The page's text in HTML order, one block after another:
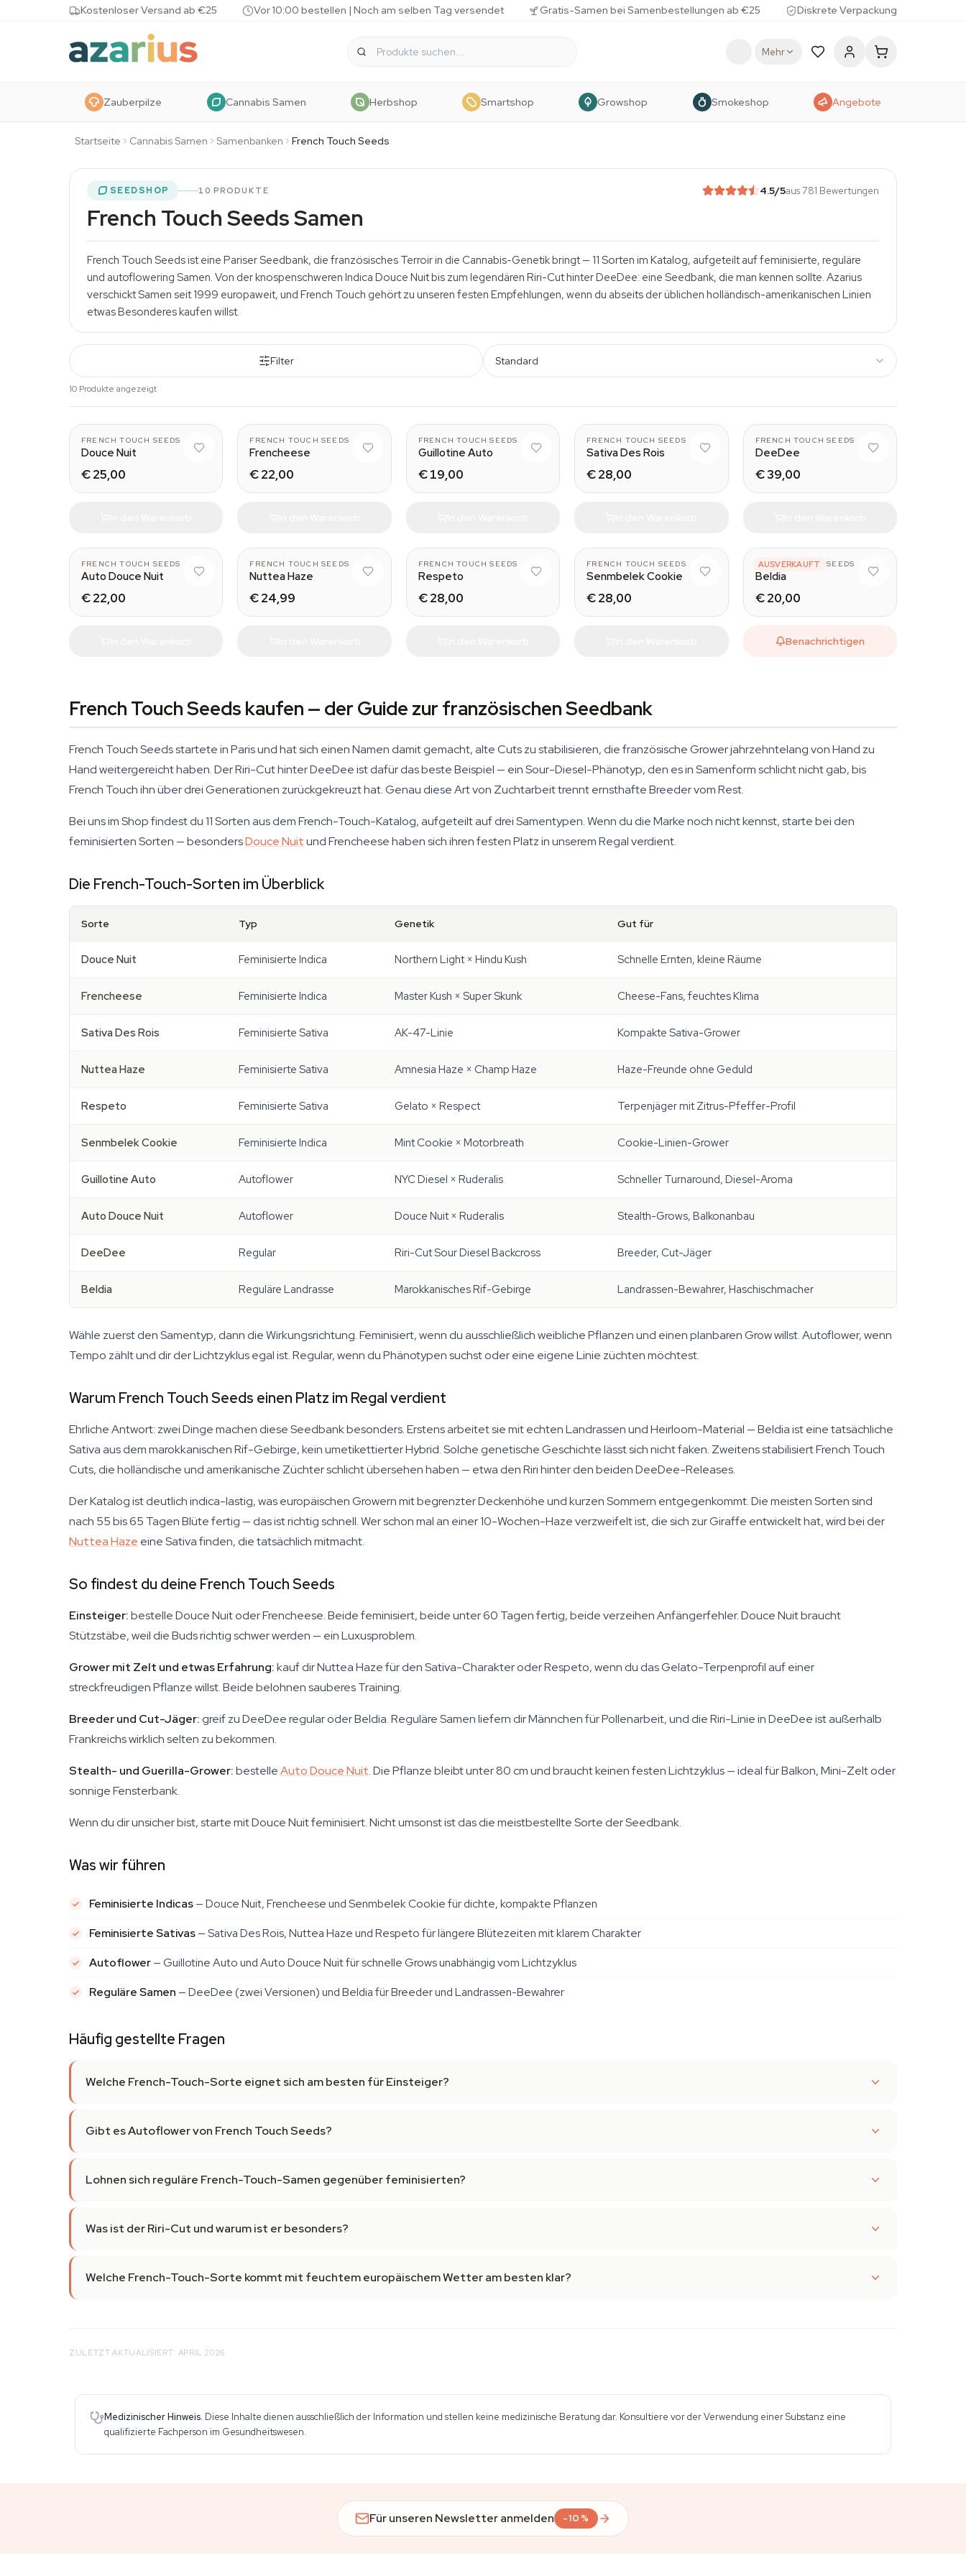
Skip to contentKostenloser Versand ab €25 Vor 10:00 bestellen | Noch am selben Tag versendet Gratis-Samen bei Samenbestellungen ab €25 Diskrete Verpackung
Mehr
Zauberpilze Cannabis Samen Herbshop Smartshop Growshop Smokeshop Angebote
Startseite Cannabis Samen Samenbanken French Touch Seeds
SEEDSHOP 10 PRODUKTE 4.5/5aus 781 Bewertungen
French Touch Seeds Samen
French Touch Seeds ist eine Pariser Seedbank, die französisches Terroir in die Cannabis-Genetik bringt — 11 Sorten im Katalog, aufgeteilt auf feminisierte, reguläre
und autoflowering Samen. Von der knospenschweren Indica Douce Nuit bis zum legendären Riri-Cut hinter DeeDee: eine Seedbank, die man kennen sollte. Azarius
verschickt Samen seit 1999 europaweit, und French Touch gehört zu unseren festen Empfehlungen, wenn du abseits der üblichen holländisch-amerikanischen Linien
etwas Besonderes kaufen willst.
Filter Standard
10 Produkte angezeigt
FRENCH TOUCH SEEDS
Douce Nuit
€ 25,00
FRENCH TOUCH SEEDS
Frencheese
€ 22,00
FRENCH TOUCH SEEDS
Guillotine Auto
€ 19,00
FRENCH TOUCH SEEDS
Sativa Des Rois
€ 28,00
FRENCH TOUCH SEEDS
DeeDee
€ 39,00
FRENCH TOUCH SEEDS
Auto Douce Nuit
€ 22,00
FRENCH TOUCH SEEDS
Nuttea Haze
€ 24,99
FRENCH TOUCH SEEDS
Respeto
€ 28,00
FRENCH TOUCH SEEDS
Senmbelek Cookie
€ 28,00
AUSVERKAUFT
FRENCH TOUCH SEEDS
Beldia
€ 20,00
Benachrichtigen
French Touch Seeds kaufen — der Guide zur französischen Seedbank
French Touch Seeds startete in Paris und hat sich einen Namen damit gemacht, alte Cuts zu stabilisieren, die französische Grower jahrzehntelang von Hand zu
Hand weitergereicht haben. Der Riri-Cut hinter DeeDee ist dafür das beste Beispiel — ein Sour-Diesel-Phänotyp, den es in Samenform schlicht nicht gab, bis
French Touch ihn über drei Generationen zurückgekreuzt hat. Genau diese Art von Zuchtarbeit trennt ernsthafte Breeder vom Rest.
Bei uns im Shop findest du 11 Sorten aus dem French-Touch-Katalog, aufgeteilt auf drei Samentypen. Wenn du die Marke noch nicht kennst, starte bei den
feminisierten Sorten — besondersDouce Nuitund Frencheese haben sich ihren festen Platz in unserem Regal verdient.
Die French-Touch-Sorten im Überblick
Sorte Typ Genetik Gut für
Douce Nuit Feminisierte Indica Northern Light × Hindu Kush Schnelle Ernten, kleine Räume
Frencheese Feminisierte Indica Master Kush × Super Skunk Cheese-Fans, feuchtes Klima
Sativa Des Rois Feminisierte Sativa AK-47-Linie Kompakte Sativa-Grower
Nuttea Haze Feminisierte Sativa Amnesia Haze × Champ Haze Haze-Freunde ohne Geduld
Respeto Feminisierte Sativa Gelato × Respect Terpenjäger mit Zitrus-Pfeffer-Profil
Senmbelek Cookie Feminisierte Indica Mint Cookie × Motorbreath Cookie-Linien-Grower
Guillotine Auto Autoflower NYC Diesel × Ruderalis Schneller Turnaround, Diesel-Aroma
Auto Douce Nuit Autoflower Douce Nuit × Ruderalis Stealth-Grows, Balkonanbau
DeeDee Regular Riri-Cut Sour Diesel Backcross Breeder, Cut-Jäger
Beldia Reguläre Landrasse Marokkanisches Rif-Gebirge Landrassen-Bewahrer, Haschischmacher
Wähle zuerst den Samentyp, dann die Wirkungsrichtung. Feminisiert, wenn du ausschließlich weibliche Pflanzen und einen planbaren Grow willst. Autoflower, wenn
Tempo zählt und dir der Lichtzyklus egal ist. Regular, wenn du Phänotypen suchst oder eine eigene Linie züchten möchtest.
Warum French Touch Seeds einen Platz im Regal verdient
Ehrliche Antwort: zwei Dinge machen diese Seedbank besonders. Erstens arbeitet sie mit echten Landrassen und Heirloom-Material — Beldia ist eine tatsächliche
Sativa aus dem marokkanischen Rif-Gebirge, kein umetikettierter Hybrid. Solche genetische Geschichte lässt sich nicht faken. Zweitens stabilisiert French Touch
Cuts, die holländische und amerikanische Züchter schlicht übersehen haben — etwa den Riri hinter den beiden DeeDee-Releases.
Der Katalog ist deutlich indica-lastig, was europäischen Growern mit begrenzter Deckenhöhe und kurzen Sommern entgegenkommt. Die meisten Sorten sind
nach 55 bis 65 Tagen Blüte fertig — das ist richtig schnell. Wer schon mal an einer 10-Wochen-Haze verzweifelt ist, die sich zur Giraffe entwickelt hat, wird bei der
Nuttea Haze eine Sativa finden, die tatsächlich mitmacht.
So findest du deine French Touch Seeds
Einsteiger:bestelle Douce Nuit oder Frencheese. Beide feminisiert, beide unter 60 Tagen fertig, beide verzeihen Anfängerfehler. Douce Nuit braucht
Stützstäbe, weil die Buds richtig schwer werden — ein Luxusproblem.
Grower mit Zelt und etwas Erfahrung:kauf dir Nuttea Haze für den Sativa-Charakter oder Respeto, wenn du das Gelato-Terpenprofil auf einer
streckfreudigen Pflanze willst. Beide belohnen sauberes Training.
Breeder und Cut-Jäger: greif zu DeeDee regular oder Beldia. Reguläre Samen liefern dir Männchen für Pollenarbeit, und die Riri-Linie in DeeDee ist außerhalb
Frankreichs wirklich selten zu bekommen.
Stealth- und Guerilla-Grower:bestelleAuto Douce Nuit. Die Pflanze bleibt unter 80 cm und braucht keinen festen Lichtzyklus — ideal für Balkon, Mini-Zelt oder
sonnige Fensterbank.
Wenn du dir unsicher bist, starte mit Douce Nuit feminisiert. Nicht umsonst ist das die meistbestellte Sorte der Seedbank.
Was wir führen
Feminisierte Indicas— Douce Nuit, Frencheese und Senmbelek Cookie für dichte, kompakte Pflanzen
Feminisierte Sativas— Sativa Des Rois, Nuttea Haze und Respeto für längere Blütezeiten mit klarem Charakter
Autoflower— Guillotine Auto und Auto Douce Nuit für schnelle Grows unabhängig vom Lichtzyklus
Reguläre Samen — DeeDee (zwei Versionen) und Beldia für Breeder und Landrassen-Bewahrer
Häufig gestellte Fragen
Welche French-Touch-Sorte eignet sich am besten für Einsteiger?
Gibt es Autoflower von French Touch Seeds?
Lohnen sich reguläre French-Touch-Samen gegenüber feminisierten?
Was ist der Riri-Cut und warum ist er besonders?
Welche French-Touch-Sorte kommt mit feuchtem europäischem Wetter am besten klar?
ZULETZT AKTUALISIERT: APRIL 2026
Medizinischer Hinweis. Diese Inhalte dienen ausschließlich der Information und stellen keine medizinische Beratung dar. Konsultiere vor der Verwendung einer Substanz eine
qualifizierte Fachperson im Gesundheitswesen.
Für unseren Newsletter anmelden -10%